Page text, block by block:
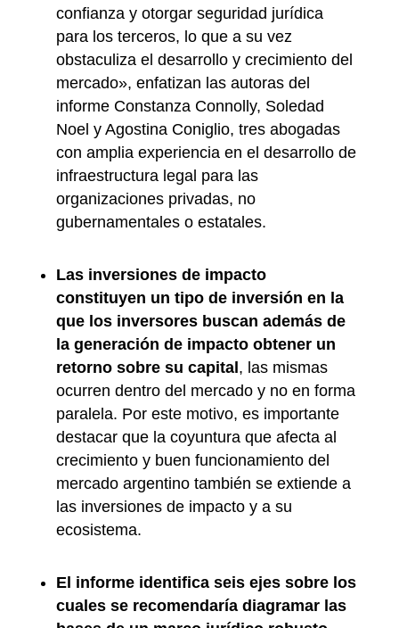
confianza y otorgar seguridad jurídica
para los terceros, lo que a su vez
obstaculiza el desarrollo y crecimiento del
mercado», enfatizan las autoras del
informe Constanza Connolly, Soledad
Noel y Agostina Coniglio, tres abogadas
con amplia experiencia en el desarrollo de
infraestructura legal para las
organizaciones privadas, no
gubernamentales o estatales.
Las inversiones de impacto
constituyen un tipo de inversión en la
que los inversores buscan además de
la generación de impacto obtener un
retorno sobre su capital, las mismas
ocurren dentro del mercado y no en forma
paralela. Por este motivo, es importante
destacar que la coyuntura que afecta al
crecimiento y buen funcionamiento del
mercado argentino también se extiende a
las inversiones de impacto y a su
ecosistema.
El informe identifica seis ejes sobre los
cuales se recomendaría diagramar las